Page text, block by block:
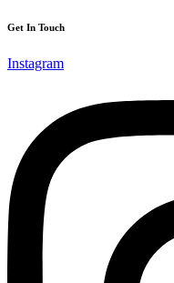
Get In Touch
Instagram